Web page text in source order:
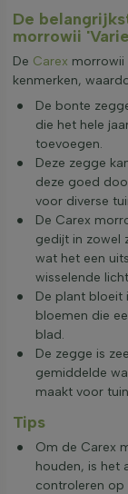
De
morrowii
De Carex morrowii
kenmerken,
De bonte
die het hele
toevoegen.
Deze zegge
deze goed
voor diverse
De Carex
gedijt in zowel
wat het een
wisselende
De plant bloeit
bloemen die
blad.
De zegge is
gemiddelde
maakt voor
Tips
Om de Carex
houden, is het
controleren op